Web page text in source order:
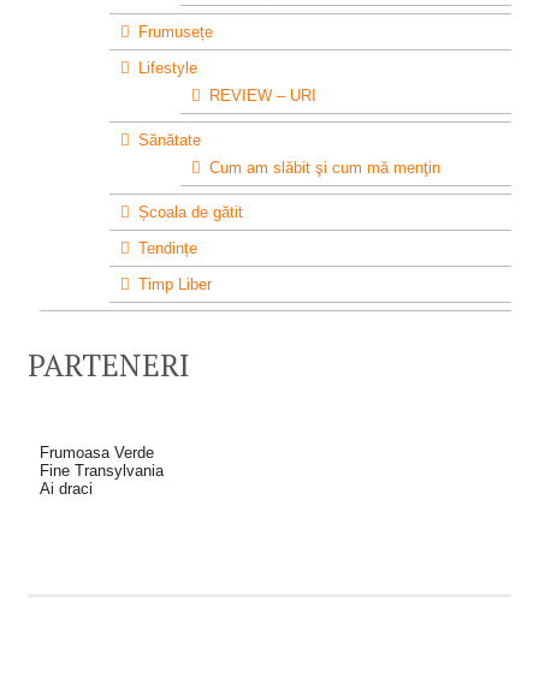
Frumusețe
Lifestyle
REVIEW – URI
Sănătate
Cum am slăbit şi cum mă menţin
Școala de gătit
Tendințe
Timp Liber
PARTENERI
Frumoasa Verde
Fine Transylvania
Ai draci